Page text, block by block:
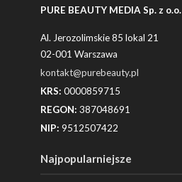
PURE BEAUTY MEDIA Sp. z o.o.
Al. Jerozolimskie 85 lokal 21
02-001 Warszawa
kontakt@purebeauty.pl
KRS: 0000859715
REGON: 387048691
NIP: 9512507422
Najpopularniejsze